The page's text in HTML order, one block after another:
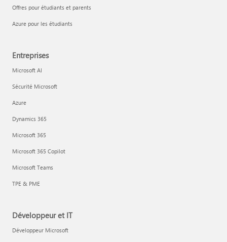
Offres pour étudiants et parents
Azure pour les étudiants
Entreprises
Microsoft AI
Sécurité Microsoft
Azure
Dynamics 365
Microsoft 365
Microsoft 365 Copilot
Microsoft Teams
TPE & PME
Développeur et IT
Développeur Microsoft